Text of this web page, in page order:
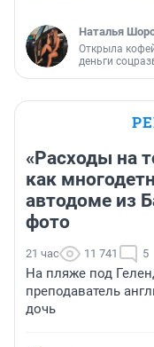
Наталья
Открыла
деньги
«Расходы на
как
автодоме из
фото
21 час 11 741 5
На пляже под
преподаватель
дочь